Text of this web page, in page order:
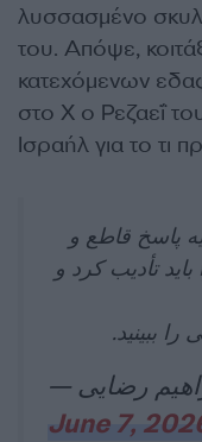
λυσσασμένο
του. Απόψε,
κατεχόμενων
στο Χ ο Ρεζαεΐ
Ισραήλ για το τι
پاسخ قاطع و
تأدیب کرد و
ببینید.
June 7,